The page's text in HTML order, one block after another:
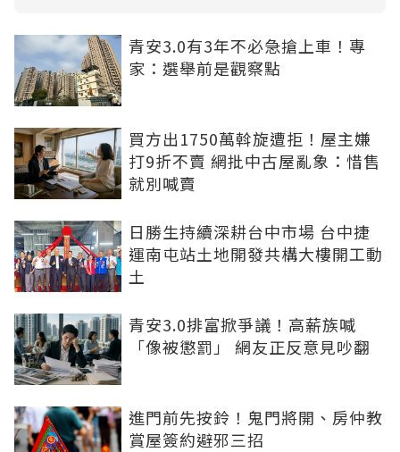
青安3.0有3年不必急搶上車！專
家：選舉前是觀察點
買方出1750萬斡旋遭拒！屋主嫌
打9折不賣 網批中古屋亂象：惜售
就別喊賣
日勝生持續深耕台中市場 台中捷
運南屯站土地開發共構大樓開工動
土
青安3.0排富掀爭議！高薪族喊
「像被懲罰」 網友正反意見吵翻
進門前先按鈴！鬼門將開、房仲教
賞屋簽約避邪三招